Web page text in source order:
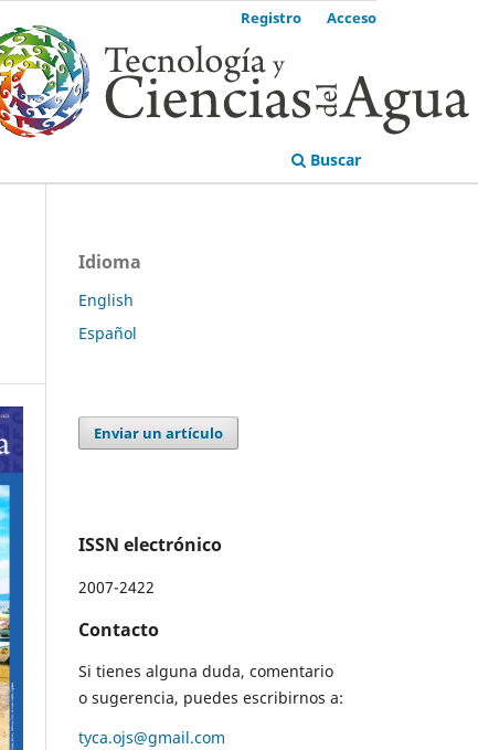
Buscar
Registro Acceso
Idioma
English
Español
Enviar un artículo
ISSN electrónico
2007-2422
Contacto
Si tienes alguna duda, comentario
o sugerencia, puedes escribirnos a:
tyca.ojs@gmail.com